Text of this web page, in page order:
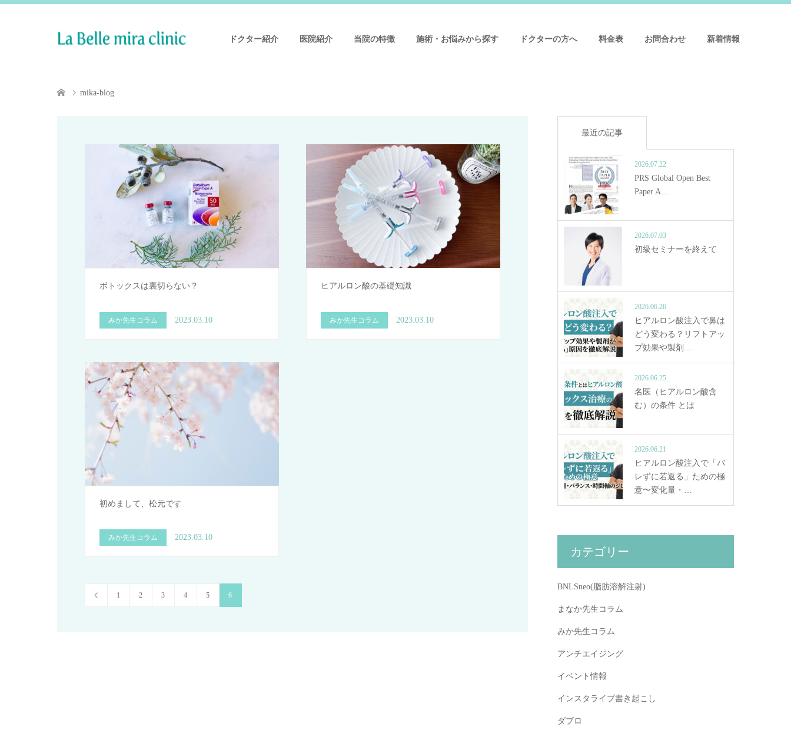
ドクター紹介 医院紹介 当院の特徴 施術・お悩みから探す ドクターの方へ 料金表 お問合わせ 新着情報
mika-blog
ボトックスは裏切らない？
みか先生コラム 2023.03.10
ヒアルロン酸の基礎知識
みか先生コラム 2023.03.10
初めまして、松元です
みか先生コラム 2023.03.10
1 2 3 4 5 6
最近の記事
2026.07.22
PRS Global Open Best
Paper A…
2026.07.03
初級セミナーを終えて
2026.06.26
ヒアルロン酸注入で鼻は
どう変わる？リフトアッ
プ効果や製剤…
2026.06.25
名医（ヒアルロン酸含
む）の条件 とは
2026.06.21
ヒアルロン酸注入で「バ
レずに若返る」ための極
意〜変化量・…
カテゴリー
BNLSneo(脂肪溶解注射)
まなか先生コラム
みか先生コラム
アンチエイジング
イベント情報
インスタライブ書き起こし
ダブロ